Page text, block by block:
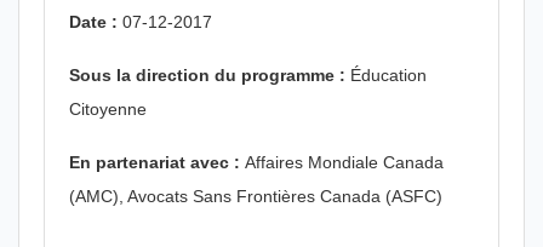
Date : 07-12-2017
Sous la direction du programme : Éducation
Citoyenne
En partenariat avec : Affaires Mondiale Canada
(AMC), Avocats Sans Frontières Canada (ASFC)